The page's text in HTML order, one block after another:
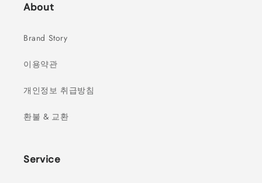
About
Brand Story
이용약관
개인정보 취급방침
환불 & 교환
Service